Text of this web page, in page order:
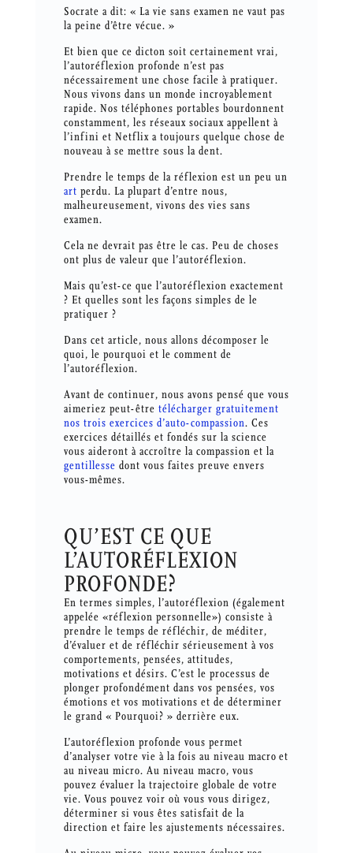
Socrate a dit: « La vie sans examen ne vaut pas
la peine d’être vécue. »
Et bien que ce dicton soit certainement vrai,
l’autoréflexion profonde n’est pas
nécessairement une chose facile à pratiquer.
Nous vivons dans un monde incroyablement
rapide. Nos téléphones portables bourdonnent
constamment, les réseaux sociaux appellent à
l’infini et Netflix a toujours quelque chose de
nouveau à se mettre sous la dent.
Prendre le temps de la réflexion est un peu un
art perdu. La plupart d’entre nous,
malheureusement, vivons des vies sans
examen.
Cela ne devrait pas être le cas. Peu de choses
ont plus de valeur que l’autoréflexion.
Mais qu’est-ce que l’autoréflexion exactement
? Et quelles sont les façons simples de le
pratiquer ?
Dans cet article, nous allons décomposer le
quoi, le pourquoi et le comment de
l’autoréflexion.
Avant de continuer, nous avons pensé que vous
aimeriez peut-être télécharger gratuitement
nos trois exercices d’auto-compassion. Ces
exercices détaillés et fondés sur la science
vous aideront à accroître la compassion et la
gentillesse dont vous faites preuve envers
vous-mêmes.
QU’EST CE QUE
L’AUTORÉFLEXION
PROFONDE?
En termes simples, l’autoréflexion (également
appelée «réflexion personnelle») consiste à
prendre le temps de réfléchir, de méditer,
d’évaluer et de réfléchir sérieusement à vos
comportements, pensées, attitudes,
motivations et désirs. C’est le processus de
plonger profondément dans vos pensées, vos
émotions et vos motivations et de déterminer
le grand « Pourquoi? » derrière eux.
L’autoréflexion profonde vous permet
d’analyser votre vie à la fois au niveau macro et
au niveau micro. Au niveau macro, vous
pouvez évaluer la trajectoire globale de votre
vie. Vous pouvez voir où vous vous dirigez,
déterminer si vous êtes satisfait de la
direction et faire les ajustements nécessaires.